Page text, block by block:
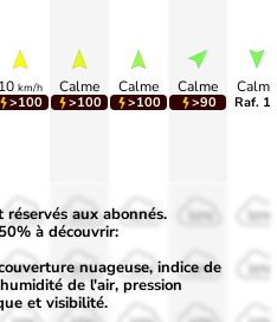
10 km/h
>100
Calme
>100
Calme
>100
Calme
>90
Calme
Raf.
50%
30%
50%
30%
50%
30% 30% 30%
réservés aux abonnés.
à découvrir:
nuageuse, indice de
de l'air, pression
et visibilité.